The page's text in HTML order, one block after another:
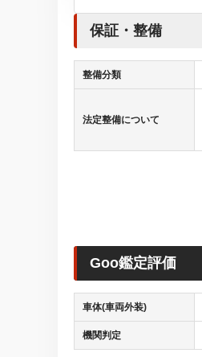
保証・整備
整備分類
法定整備について
Goo鑑定評価
車体(車両外装)
機関判定